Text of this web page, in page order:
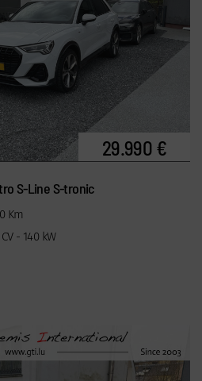
29.990 €
S-Line S-tronic
Km
- 140 kW